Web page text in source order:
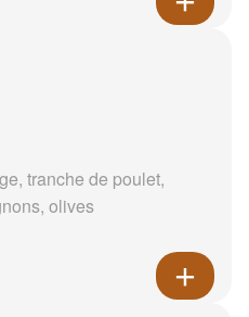
tranche de poulet,
olives